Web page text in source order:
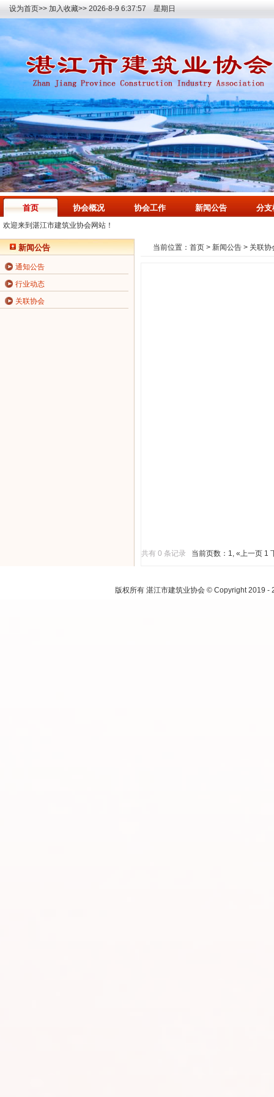
设为首页>> 加入收藏>> 2026-8-9 6:37:58 星期日
首页
欢迎来到湛江市建筑业协会网站！
协会概况 协会工作 新闻公告 分支
新闻公告
通知公告
行业动态
关联协会
当前位置： 首页 > 新闻公告 > 关联协
共有 0 条记录 当前页数：1, «上一页 1
版权所有 湛江市建筑业协会 © Copyright 2019 -